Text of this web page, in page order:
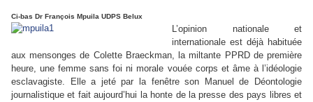
Ci-bas Dr François Mpuila UDPS Belux
L’opinion nationale et
internationale est déjà habituée
aux mensonges de Colette Braeckman, la miltante PPRD de première
heure, une femme sans foi ni morale vouée corps et âme à l’idéologie
esclavagiste. Elle a jeté par la fenêtre son Manuel de Déontologie
journalistique et fait aujourd’hui la honte de la presse des pays libres et